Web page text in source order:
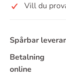
Vill du
Spårbar
Betalning
online